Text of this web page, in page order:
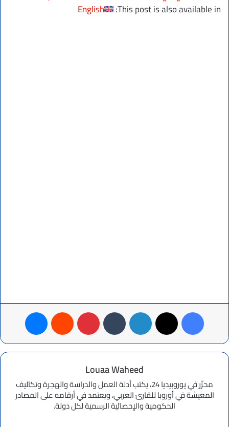
This post is also available in:
English
فيسبوك لينكدإن بينتيريست ماسنجر
Louaa Waheed
محرِّر في يوروبيديا 24، يكتب أدلة العمل والدراسة والهجرة وتكاليف
المعيشة في أوروبا للقارئ العربي، ويعتمد في أرقامه على المصادر
الحكومية والإحصائية الرسمية لكل دولة.